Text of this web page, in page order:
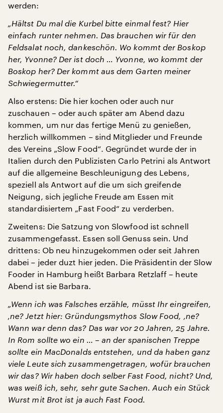
werden:
„Hältst Du mal die Kurbel bitte einmal fest? Hier
einfach runter nehmen. Das brauchen wir für den
Feldsalat noch, dankeschön. Wo kommt der Boskop
her, Yvonne? Der ist doch … Yvonne, wo kommt der
Boskop her? Der kommt aus dem Garten meiner
Schwiegermutter.“
Also erstens: Die hier kochen oder auch nur
zuschauen – oder auch später am Abend dazu
kommen, um nur das fertige Menü zu genießen,
herzlich willkommen – sind Mitglieder und Freunde
des Vereins „Slow Food“. Gegründet wurde der in
Italien durch den Publizisten Carlo Petrini als Antwort
auf die allgemeine Beschleunigung des Lebens,
speziell als Antwort auf die um sich greifende
Neigung, sich jegliche Freude am Essen mit
standardisiertem „Fast Food“ zu verderben.
Zweitens: Die Satzung von Slowfood ist schnell
zusammengefasst. Essen soll Genuss sein. Und
drittens: Ob neu hinzugekommen oder seit Jahren
dabei – jeder duzt hier jeden. Die Präsidentin der Slow
Fooder in Hamburg heißt Barbara Retzlaff – heute
Abend ist sie Barbara.
„Wenn ich was Falsches erzähle, müsst Ihr eingreifen,
‚ne? Jetzt hier: Gründungsmythos Slow Food, ‚ne?
Wann war denn das? Das war vor 20 Jahren, 25 Jahre.
In Rom sollte wo ein … – an der spanischen Treppe
sollte ein MacDonalds entstehen, und da haben ganz
viele Leute sich zusammengetragen, wofür brauchen
wir das? Wir haben doch selber Fast Food, nicht? Und,
was weiß ich, sehr, sehr gute Sachen. Auch ein Stück
Wurst mit Brot ist ja auch Fast Food.